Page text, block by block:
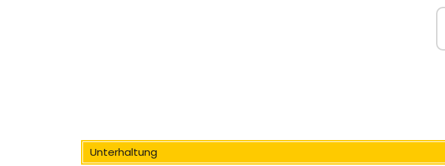
Unterhaltung